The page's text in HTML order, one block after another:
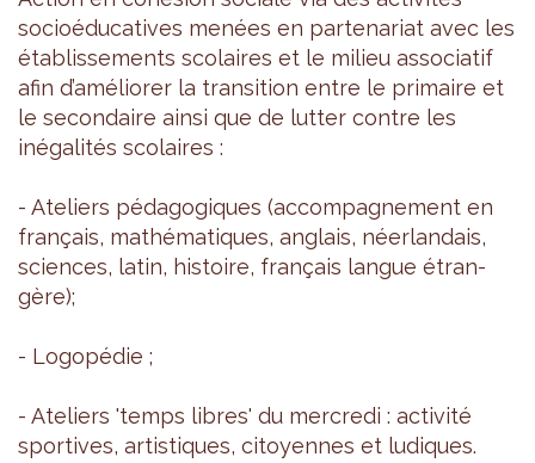
socioé­du­ca­tives menées en par­te­na­riat avec les
éta­blis­se­ments sco­laires et le milieu asso­cia­tif
afin d’amé­lio­rer la tran­si­tion entre le pri­maire et
le secon­daire ainsi que de lut­ter contre les
inéga­li­tés sco­laires :
- Ate­liers péda­go­giques (accom­pa­gne­ment en
fran­çais, mathé­ma­tiques, anglais, néer­lan­dais,
sciences, latin, his­toire, fran­çais langue étran­
gère);
- Logo­pé­die ;
- Ate­liers 'temps libres' du mer­credi : acti­vité
spor­tives, artis­tiques, citoyennes et ludiques.